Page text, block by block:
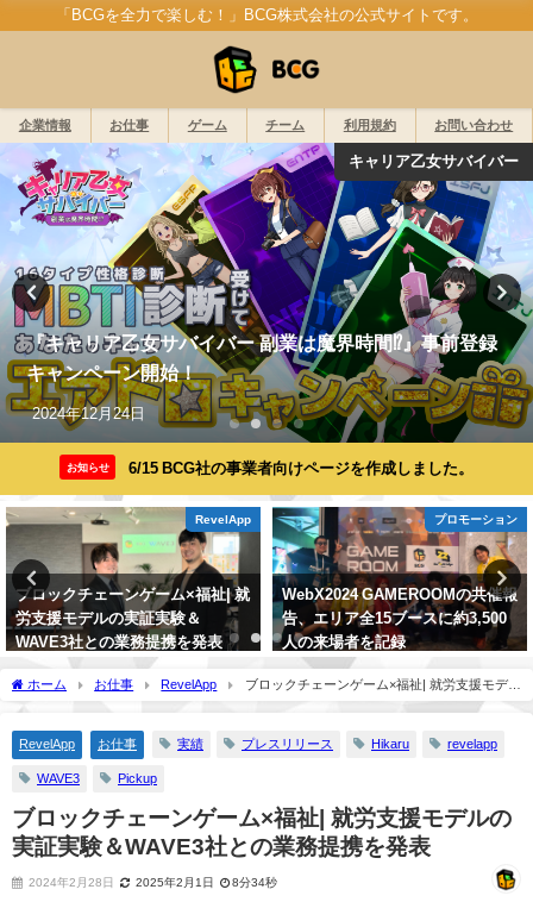
「BCGを全力で楽しむ！」BCG株式会社の公式サイトです。
企業情報 お仕事 ゲーム チーム 利用規約 お問い合わせ
プロモーション
【JOHN'sBAR】考察ガチ勢は必見。
SYMBIOGENESISのクリエイティブディレクターが開
発秘話や考察ネタをポロり…。【後編】
2024年5月4日
お知らせ 6/15 BCG社の事業者向けページを作成しました。
プロモーション
WebX2024 GAMEROOMの共催報
告、エリア全15ブースに約3,500
人の来場者を記録
プロモーション
【JOHN'sBAR】考察ガチ勢は必
見。SYMBIOGENESISのクリエ
イティブディレクターが開発秘話
や考察ネタをポロり…。【後編】
ホーム お仕事 RevelApp
ブロックチェーンゲーム×福祉| 就労支援モデル
の実証実験＆WAVE3社との業務提携を発表
RevelApp お仕事 実績 プレスリリース Hikaru revelapp
WAVE3 Pickup
ブロックチェーンゲーム×福祉| 就労支援モデルの
実証実験＆WAVE3社との業務提携を発表
2024年2月28日 2025年2月1日 8分34秒